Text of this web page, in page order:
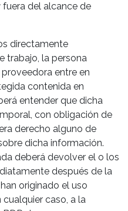
del alcance de
directamente
trabajo, la persona
entre en
contenida en
entender que dicha
con obligación de
derecho alguno de
dicha información.
deberá devolver el o los
después de la
originado el uso
caso, a la